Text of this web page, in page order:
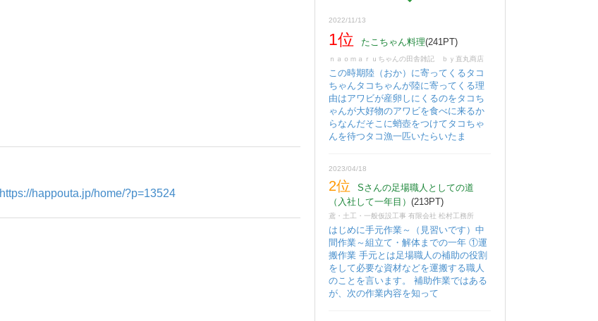
https://happouta.jp/home/?p=13524
2022/11/13
1位 たこちゃん料理(241PT)
ｎａｏｍａｒｕちゃんの田舎雑記 ｂｙ直丸商店
この時期陸（おか）に寄ってくるタコ
ちゃんタコちゃんが陸に寄ってくる理
由はアワビが産卵しにくるのをタコち
ゃんが大好物のアワビを食べに来るか
らなんだそこに蛸壺をつけてタコちゃ
んを待つタコ漁一匹いたらいたま
2023/04/18
2位
Sさんの足場職人としての道
（入社して一年目） (213PT)
鳶・土工・一般仮設工事 有限会社 松村工務所
はじめに手元作業～（見習いです）中
間作業～組立て・解体までの一年 ①運
搬作業 手元とは足場職人の補助の役割
をして必要な資材などを運搬する職人
のことを言います。 補助作業ではある
が、次の作業内容を知って